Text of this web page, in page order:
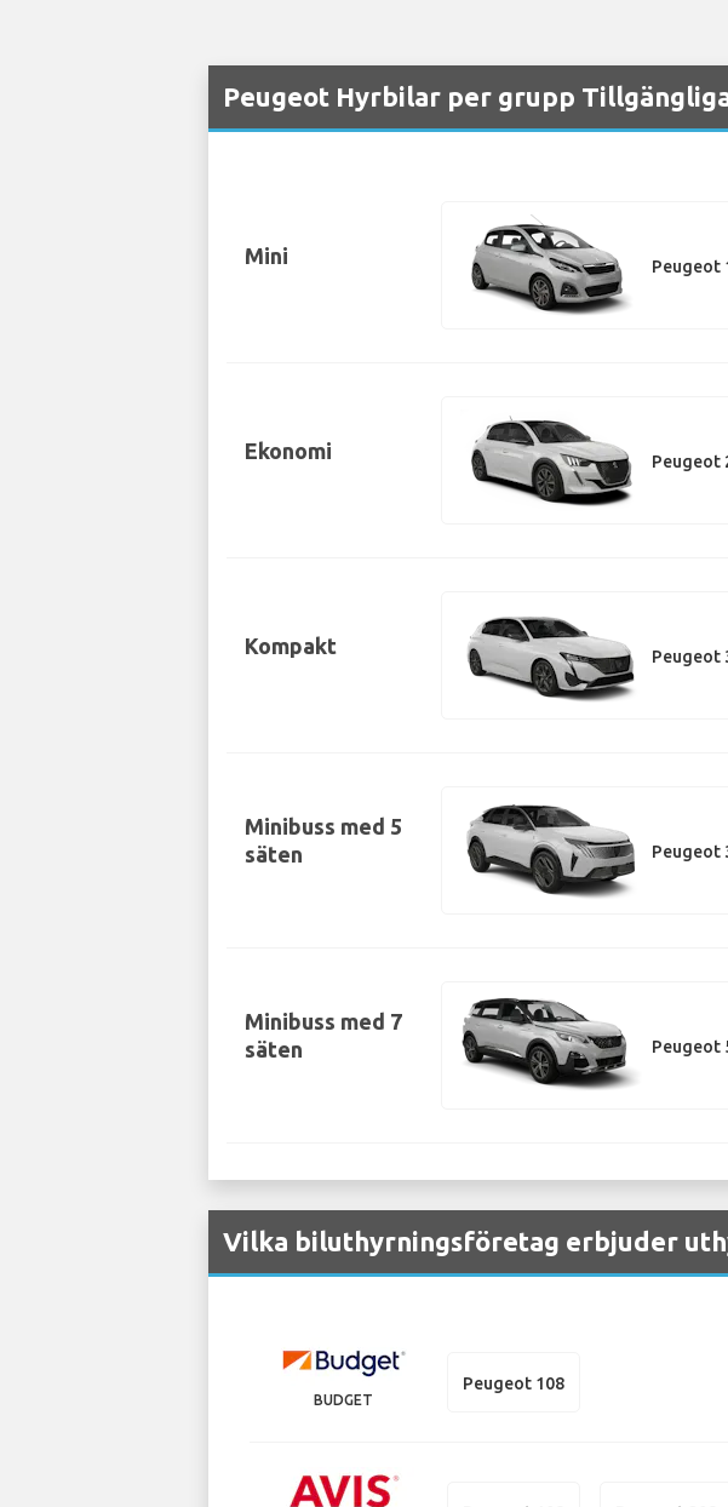
Peugeot Hyrbilar per grupp
Mini Peugeot
Ekonomi Peugeot
Kompakt Peugeot
Minibuss med 5
säten
Peugeot
Minibuss med 7
säten
Peugeot
Vilka biluthyrningsföretag erbjuder
BUDGET
Peugeot 108